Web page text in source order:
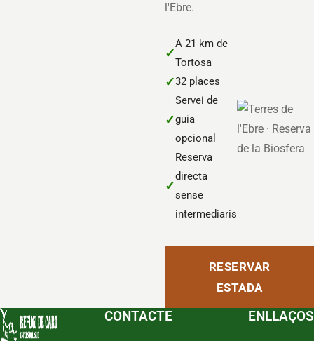
l'Ebre.
✓
A 21 km de
Tortosa
✓32 places
✓
Servei de
guia
opcional
✓
Reserva
directa
sense
intermediaris
RESERVAR
ESTADA
CONTACTE ENLLAÇOS